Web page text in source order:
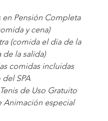
en Pensión Completa
y cena)
(comida el dia de la
de la salida)
comidas incluidas
SPA
de Uso Gratuito
Animación especial